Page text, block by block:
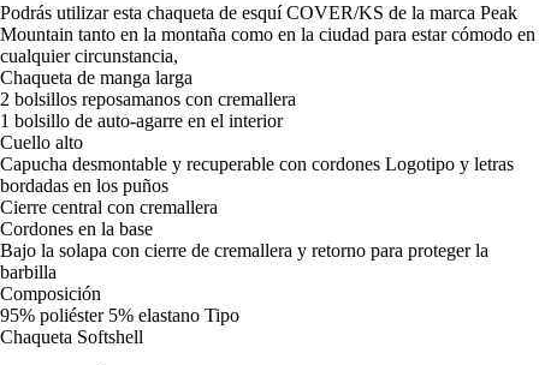
Podrás utilizar esta chaqueta de esquí COVER/KS de la marca Peak
Mountain tanto en la montaña como en la ciudad para estar cómodo en
cualquier circunstancia,
Chaqueta de manga larga
2 bolsillos reposamanos con cremallera
1 bolsillo de auto-agarre en el interior
Cuello alto
Capucha desmontable y recuperable con cordones Logotipo y letras
bordadas en los puños
Cierre central con cremallera
Cordones en la base
Bajo la solapa con cierre de cremallera y retorno para proteger la
barbilla
Composición
95% poliéster 5% elastano Tipo
Chaqueta Softshell